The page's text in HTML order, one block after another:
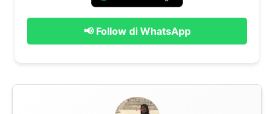
📢 Follow di WhatsApp